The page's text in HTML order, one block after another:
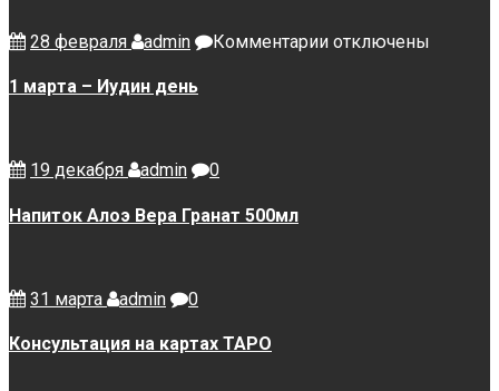
28 февраля admin Комментариикотключены
1 марта – Иудин день
19 декабря admin 0
Напиток Алоэ Вера Гранат 500мл
31 марта admin 0
Консультация на картах ТАРО